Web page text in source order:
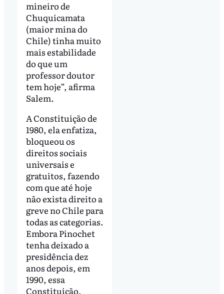
mineiro de
Chuquicamata
(maior mina do
Chile) tinha muito
mais estabilidade
do que um
professor doutor
tem hoje”, afirma
Salem.
A Constituição de
1980, ela enfatiza,
bloqueou os
direitos sociais
universais e
gratuitos, fazendo
com que até hoje
não exista direito a
greve no Chile para
todas as categorias.
Embora Pinochet
tenha deixado a
presidência dez
anos depois, em
1990, essa
Constituição,